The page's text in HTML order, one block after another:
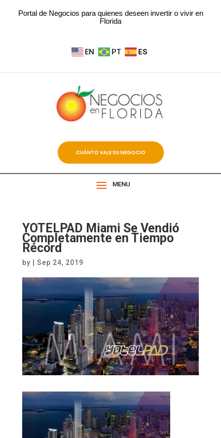
Portal de Negocios para quienes deseen invertir o vivir en
Florida
EN PT ES
CUÁNTO VALE SU NEGOCIO
MENU
YOTELPAD Miami Se Vendió
Completamente en Tiempo
Récord
by Sep 24, 2019